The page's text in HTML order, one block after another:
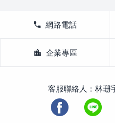
call 網路電話
location_city 企業專區
客服聯絡人：林珊